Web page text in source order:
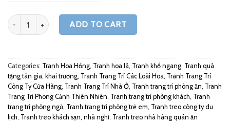
Quantity ADD TO CART
Categories: Tranh Hoa Hồng, Tranh hoa lá, Tranh khổ ngang, Tranh quà
tặng tân gia, khai trương, Tranh Trang Trí Các Loài Hoa, Tranh Trang Trí
Công Ty Cửa Hàng, Tranh Trang Trí Nhà Ở, Tranh trang trí phòng ăn, Tranh
Trang Trí Phong Cảnh Thiên Nhiên, Tranh trang trí phòng khách, Tranh
trang trí phòng ngủ, Tranh trang trí phòng trẻ em, Tranh treo công ty du
lịch, Tranh treo khách sạn, nhà nghỉ, Tranh treo nhà hàng quán ăn